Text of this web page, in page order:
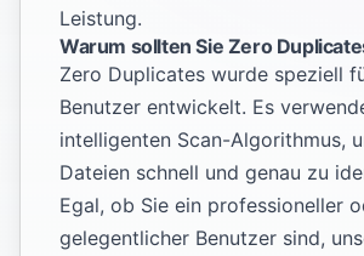
Leistung.
Warum sollten Sie Zero
Zero Duplicates wurde speziell
Benutzer entwickelt. Es
intelligenten Scan-Algorithmus,
Dateien schnell und genau zu
Egal, ob Sie ein professioneller
gelegentlicher Benutzer sind,